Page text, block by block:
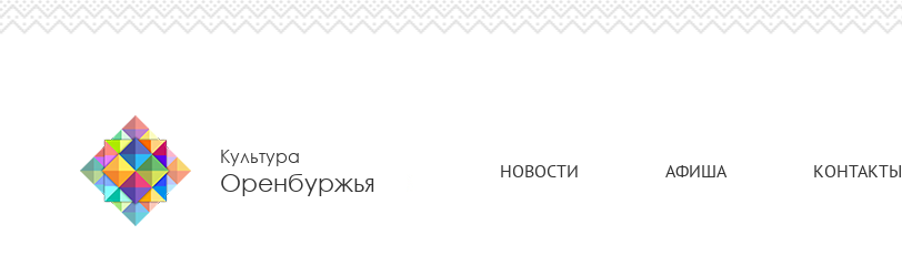
Культура
Оренбуржья НОВОСТИ АФИША КОНТАКТЫ